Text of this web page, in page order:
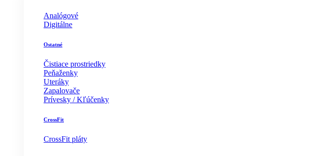
Analógové
Digitálne
Ostatné
Čistiace prostriedky
Peňaženky
Uteráky
Zapalovače
Prívesky / Kľúčenky
CrossFit
CrossFit pláty